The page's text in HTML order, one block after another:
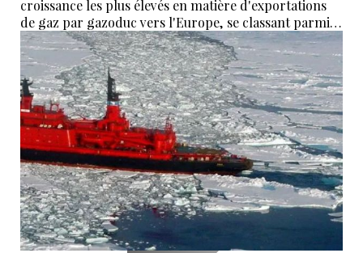
croissance les plus élevés en matière d'exportations
de gaz par gazoduc vers l'Europe, se classant parmi
les cinq premiers fournisseurs de gaz par gazoduc à
la zone euro en janvier 2024, selon Eurostat, l'office
statistique de l'Union européenne (Eurostat).